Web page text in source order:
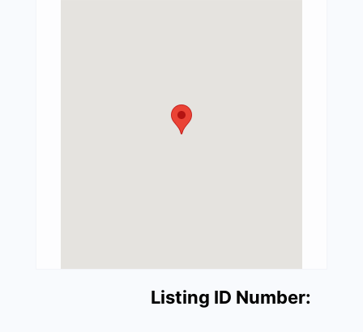
Listing ID Number: